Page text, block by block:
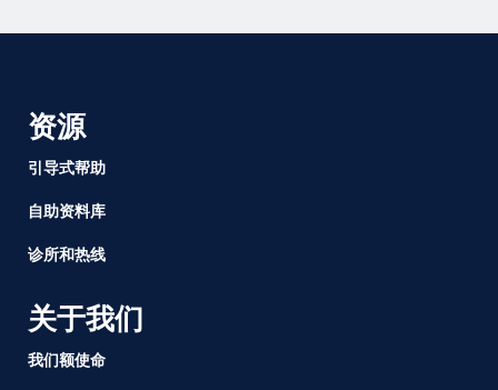
资源
引导式帮助
自助资料库
诊所和热线
关于我们
我们额使命